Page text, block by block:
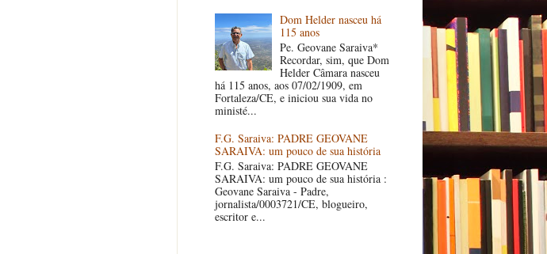
Dom Helder nasceu há
115 anos
Pe. Geovane Saraiva*
Recordar, sim, que Dom
Helder Câmara nasceu
há 115 anos, aos 07/02/1909, em
Fortaleza/CE, e iniciou sua vida no
ministé...
F.G. Saraiva: PADRE GEOVANE
SARAIVA: um pouco de sua história
F.G. Saraiva: PADRE GEOVANE
SARAIVA: um pouco de sua história :
Geovane Saraiva - Padre,
jornalista/0003721/CE, blogueiro,
escritor e...